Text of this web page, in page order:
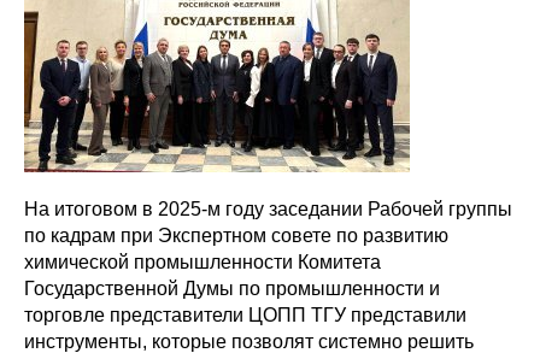
На итоговом в 2025-м году заседании Рабочей группы
по кадрам при Экспертном совете по развитию
химической промышленности Комитета
Государственной Думы по промышленности и
торговле представители ЦОПП ТГУ представили
инструменты, которые позволят системно решить